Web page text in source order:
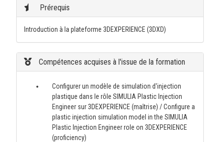
Prérequis
Introduction à la plateforme 3DEXPERIENCE (3DXD)
Compétences acquises à l'issue de la formation
Configurer un modèle de simulation d'injection
plastique dans le rôle SIMULIA Plastic Injection
Engineer sur 3DEXPERIENCE (maîtrise) / Configure a
plastic injection simulation model in the SIMULIA
Plastic Injection Engineer role on 3DEXPERIENCE
(proficiency)